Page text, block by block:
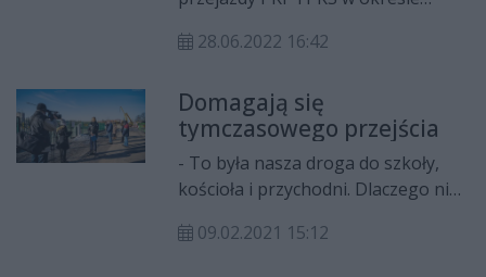
Ustawa w tej sprawie już trafiła do
procedowana.
28.06.2022 16:42
Domagają się
tymczasowego przejścia
- To była nasza droga do szkoły,
kościoła i przychodni. Dlaczego nie
bezpiecznego przejścia na drugą
09.02.2021 15:12